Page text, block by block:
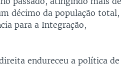
décimo da população total,
para a Integração,
endureceu a política de